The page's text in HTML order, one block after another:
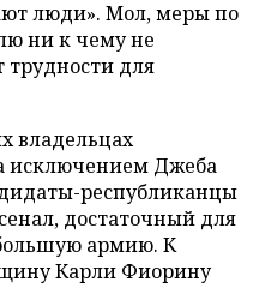
люди». Мол, меры по
ни к чему не
трудности для
владельцах
исключением Джеба
республиканцы
достаточный для
армию. К
Карли Фиорину